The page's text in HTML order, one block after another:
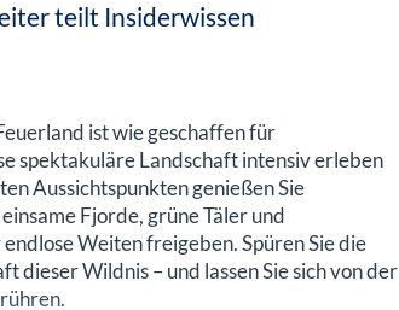
teilt Insiderwissen
ist wie geschaffen für
spektakuläre Landschaft intensiv erleben
Aussichtspunkten genießen Sie
Fjorde, grüne Täler und
Weiten freigeben. Spüren Sie die
dieser Wildnis – und lassen Sie sich von der